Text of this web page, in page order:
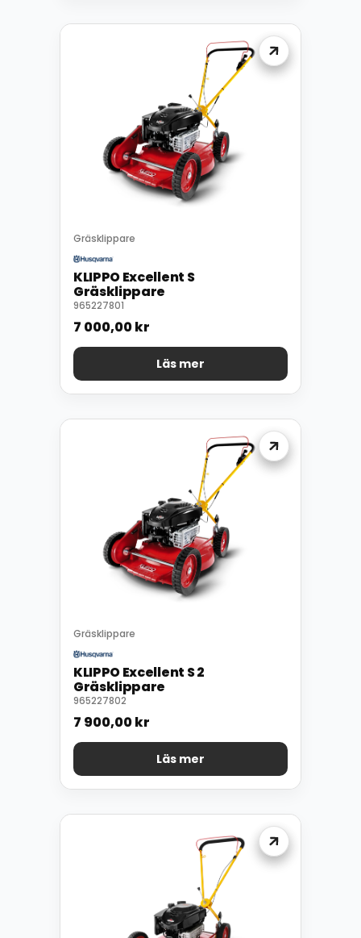
Gräsklippare
KLIPPO Excellent S
Gräsklippare
965227801
7 000,00kr
Läs mer
Gräsklippare
KLIPPO Excellent S 2
Gräsklippare
965227802
7 900,00kr
Läs mer